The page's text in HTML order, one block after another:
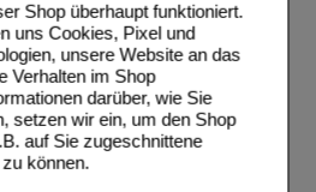
Shop überhaupt funktioniert.
uns Cookies, Pixel und
unsere Website an das
Verhalten im Shop
darüber, wie Sie
setzen wir ein, um den Shop
auf Sie zugeschnittene
können.
des Inhaltsstoffs Eichhornia Durchfälle
homöopathischen Arzneimittels können
vorübergehend verschlimmern
Fall sollten Sie das Arzneimittel absetzen